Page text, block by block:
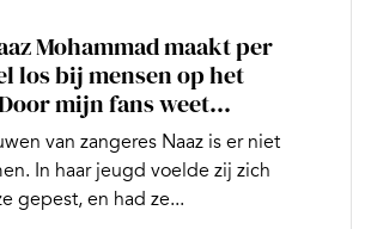
Mohammad maakt per
los bij mensen op het
mijn fans weet...
van zangeres Naaz is er niet
In haar jeugd voelde zij zich
gepest, en had ze...